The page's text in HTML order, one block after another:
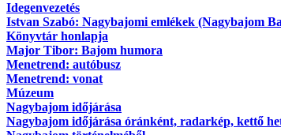
Idegenvezetés
Istvan Szabó: Nagybajomi emlékek (Nagybajom
Könyvtár honlapja
Major Tibor: Bajom humora
Menetrend: autóbusz
Menetrend: vonat
Múzeum
Nagybajom időjárása
Nagybajom időjárása óránként, radarkép, kettő